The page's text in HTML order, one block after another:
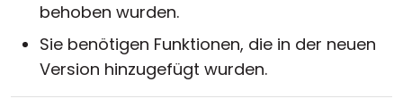
behoben wurden.
Sie benötigen Funktionen, die in der neuen
Version hinzugefügt wurden.